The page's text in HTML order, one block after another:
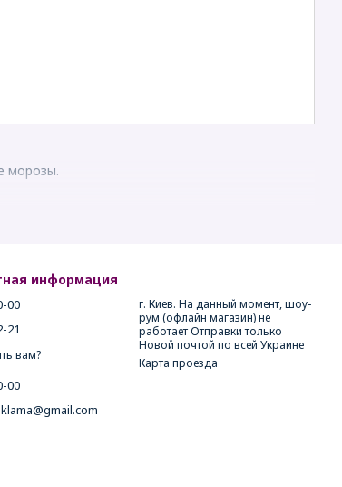
морозы.
информация
00
21
вам?
00
г. Киев. На данный момент, шоу-
рум (офлайн магазин) не
работает Отправки только
Новой почтой по всей Украине
Карта проезда